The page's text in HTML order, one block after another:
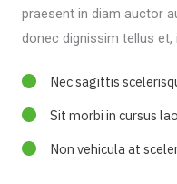
praesent in diam auctor
donec dignissim tellus et,
Nec sagittis
Sit morbi in cursus
Non vehicula at